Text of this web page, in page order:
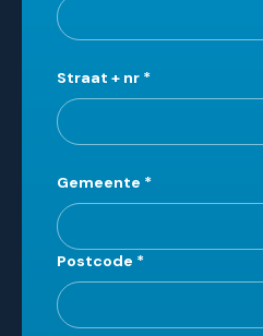
Straat + nr *
Gemeente *
Postcode *